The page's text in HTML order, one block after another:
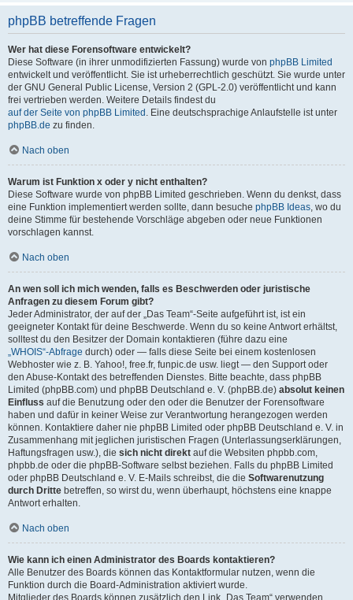
phpBB betreffende Fragen
Wer hat diese Forensoftware entwickelt?
Diese Software (in ihrer unmodifizierten Fassung) wurde von phpBB Limited
entwickelt und veröffentlicht. Sie ist urheberrechtlich geschützt. Sie wurde unter
der GNU General Public License, Version 2 (GPL-2.0) veröffentlicht und kann
frei vertrieben werden. Weitere Details findest du
auf der Seite von phpBB Limited . Eine deutschsprachige Anlaufstelle ist unter
phpBB.de zu finden.
Nach oben
Warum ist Funktion x oder y nicht enthalten?
Diese Software wurde von phpBB Limited geschrieben. Wenn du denkst, dass
eine Funktion implementiert werden sollte, dann besuche phpBB Ideas, wo du
deine Stimme für bestehende Vorschläge abgeben oder neue Funktionen
vorschlagen kannst.
Nach oben
An wen soll ich mich wenden, falls es Beschwerden oder juristische
Anfragen zu diesem Forum gibt?
Jeder Administrator, der auf der „Das Team“-Seite aufgeführt ist, ist ein
geeigneter Kontakt für deine Beschwerde. Wenn du so keine Antwort erhältst,
solltest du den Besitzer der Domain kontaktieren (führe dazu eine
„WHOIS“-Abfrage durch) oder — falls diese Seite bei einem kostenlosen
Webhoster wie z. B. Yahoo!, free.fr, funpic.de usw. liegt — den Support oder
den Abuse-Kontakt des betreffenden Dienstes. Bitte beachte, dass phpBB
Limited (phpBB.com) und phpBB Deutschland e. V. (phpBB.de) absolut keinen
Einfluss auf die Benutzung oder den oder die Benutzer der Forensoftware
haben und dafür in keiner Weise zur Verantwortung herangezogen werden
können. Kontaktiere daher nie phpBB Limited oder phpBB Deutschland e. V. in
Zusammenhang mit jeglichen juristischen Fragen (Unterlassungserklärungen,
Haftungsfragen usw.), die sich nicht direkt auf die Websiten phpbb.com,
phpbb.de oder die phpBB-Software selbst beziehen. Falls du phpBB Limited
oder phpBB Deutschland e. V. E-Mails schreibst, die die Softwarenutzung
durch Dritte betreffen, so wirst du, wenn überhaupt, höchstens eine knappe
Antwort erhalten.
Nach oben
Wie kann ich einen Administrator des Boards kontaktieren?
Alle Benutzer des Boards können das Kontaktformular nutzen, wenn die
Funktion durch die Board-Administration aktiviert wurde.
Mitglieder des Boards können zusätzlich den Link „Das Team“ verwenden.